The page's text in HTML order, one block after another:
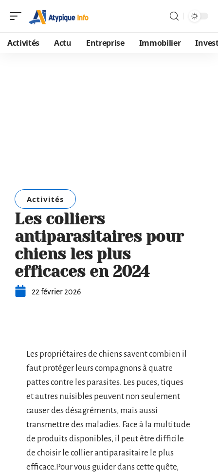
Activités Actu Entreprise Immobilier
Activités
Les colliers
antiparasitaires pour
chiens les plus
efficaces en 2024
22 février 2026
Les propriétaires de chiens savent combien il
faut protéger leurs compagnons à quatre
pattes contre les parasites. Les puces, tiques
et autres nuisibles peuvent non seulement
causer des désagréments, mais aussi
transmettre des maladies. Face à la multitude
de produits disponibles, il peut être difficile
de choisir le collier antiparasitaire le plus
efficace.Pour vous guider dans cette quête,